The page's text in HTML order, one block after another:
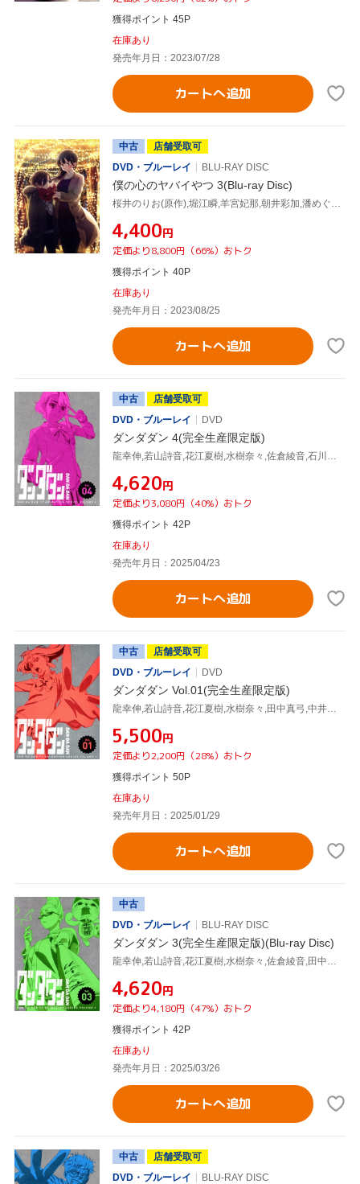
獲得ポイント 45P
在庫あり
発売年月日：2023/07/28
カートへ追加
中古
店舗受取可
DVD・ブルーレイ
BLU-RAY DISC
僕の心のヤバイやつ 3(Blu-ray Disc)
¥4,400円
定価より8,800円（66%）おトク
獲得ポイント 40P
在庫あり
発売年月日：2023/08/25
カートへ追加
中古
店舗受取可
DVD・ブルーレイ
DVD
ダンダダン 4(完全生産限定版)
¥4,620円
定価より3,080円（40%）おトク
獲得ポイント 42P
在庫あり
発売年月日：2025/04/23
カートへ追加
中古
店舗受取可
DVD・ブルーレイ
DVD
ダンダダン Vol.01(完全生産限定版)
龍幸伸,若山詩音,花江夏樹,水樹奈々,田中真弓,中井和哉,恩田尚之,牛尾憲輔
¥5,500円
定価より2,200円（28%）おトク
獲得ポイント 50P
在庫あり
発売年月日：2025/01/29
カートへ追加
中古
DVD・ブルーレイ
BLU-RAY DISC
ダンダダン 3(完全生産限定版)(Blu-ray Disc)
¥4,620円
定価より4,180円（47%）おトク
獲得ポイント 42P
在庫あり
発売年月日：2025/03/26
カートへ追加
中古
店舗受取可
DVD・ブルーレイ
BLU-RAY DISC